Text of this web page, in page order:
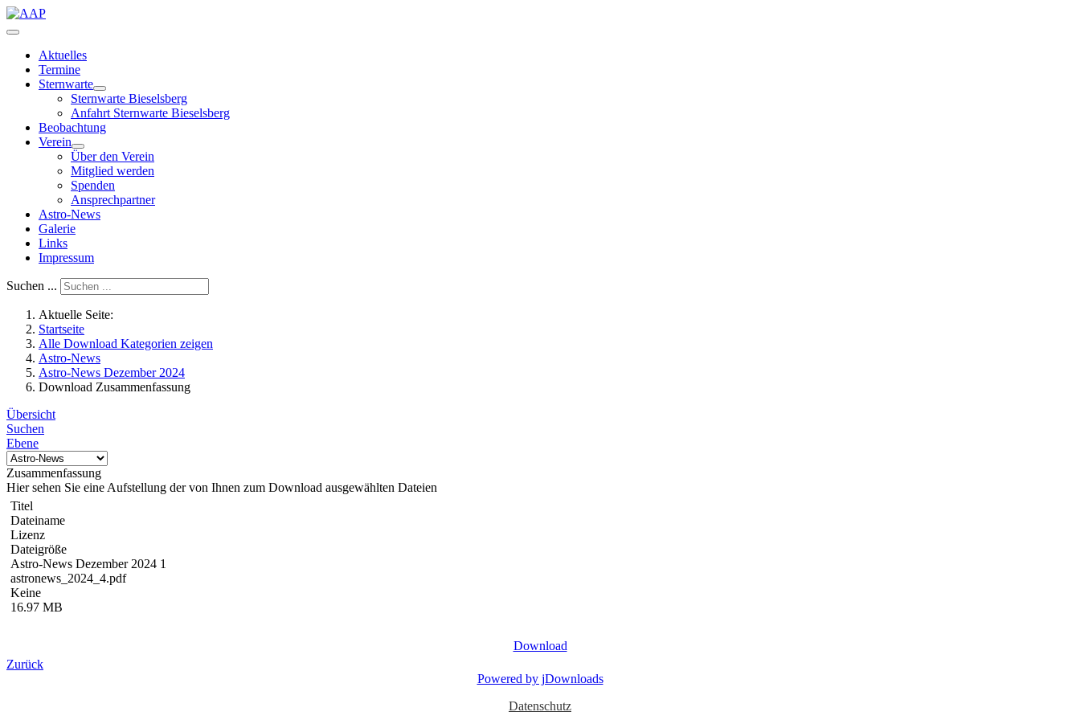
Aktuelles
Termine
Sternwarte
Sternwarte Bieselsberg
Anfahrt Sternwarte Bieselsberg
Beobachtung
Verein
Über den Verein
Mitglied werden
Spenden
Ansprechpartner
Astro-News
Galerie
Links
Impressum
Suchen ...
Aktuelle Seite:
Startseite
Alle Download Kategorien zeigen
Astro-News
Astro-News Dezember 2024
Download Zusammenfassung
Übersicht
Suchen
Ebene
Zusammenfassung
Hier sehen Sie eine Aufstellung der von Ihnen zum Download ausgewählten Dateien
Titel
Dateiname
Lizenz
Dateigröße
Astro-News Dezember 2024 1
astronews_2024_4.pdf
Keine
16.97 MB
Download
Zurück
Powered by jDownloads
Datenschutz